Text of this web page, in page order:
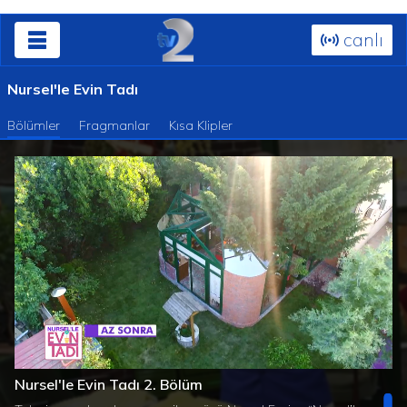
canlı
Nursel'le Evin Tadı
Bölümler Fragmanlar Kısa Klipler
Süre / Toplam
Süre
Yüklendi
0%
Yükleniyor
0%
Nursel'le Evin Tadı 2. Bölüm